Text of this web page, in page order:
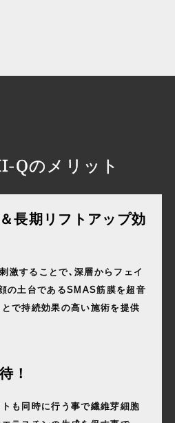
Qのメリット
長期リフトアップ効
激することで､深層からフェイ
の土台であるSMAS筋膜を超音
で持続効果の高い施術を提供
！
も同時に⾏う事で繊維芽細胞